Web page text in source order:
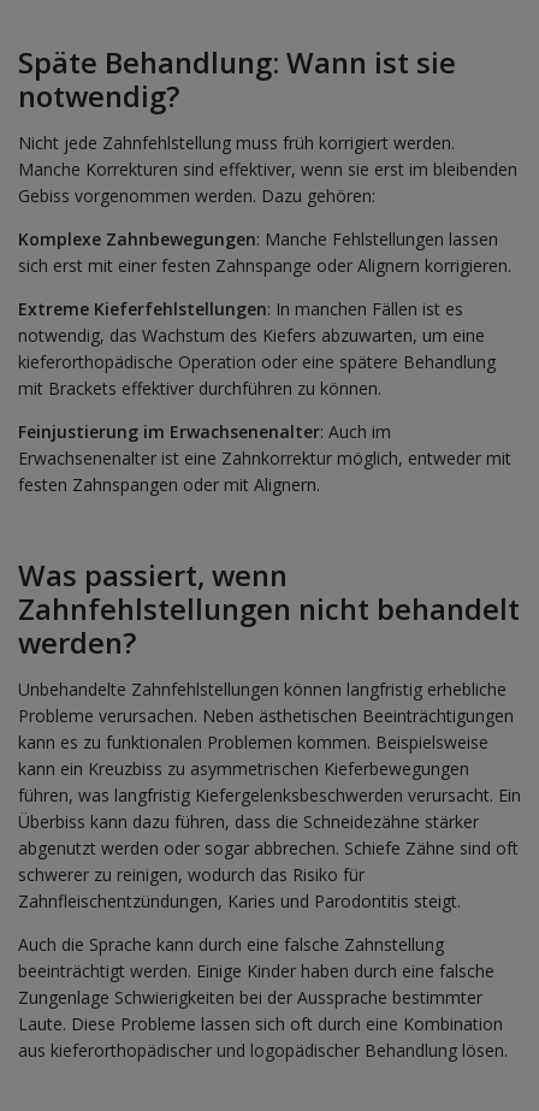
Späte Behandlung: Wann ist sie
notwendig?
Nicht jede Zahnfehlstellung muss früh korrigiert werden.
Manche Korrekturen sind effektiver, wenn sie erst im bleibenden
Gebiss vorgenommen werden. Dazu gehören:
Komplexe Zahnbewegungen: Manche Fehlstellungen lassen
sich erst mit einer festen Zahnspange oder Alignern korrigieren.
Extreme Kieferfehlstellungen: In manchen Fällen ist es
notwendig, das Wachstum des Kiefers abzuwarten, um eine
kieferorthopädische Operation oder eine spätere Behandlung
mit Brackets effektiver durchführen zu können.
Feinjustierung im Erwachsenenalter: Auch im
Erwachsenenalter ist eine Zahnkorrektur möglich, entweder mit
festen Zahnspangen oder mit Alignern.
Was passiert, wenn
Zahnfehlstellungen nicht behandelt
werden?
Unbehandelte Zahnfehlstellungen können langfristig erhebliche
Probleme verursachen. Neben ästhetischen Beeinträchtigungen
kann es zu funktionalen Problemen kommen. Beispielsweise
kann ein Kreuzbiss zu asymmetrischen Kieferbewegungen
führen, was langfristig Kiefergelenksbeschwerden verursacht. Ein
Überbiss kann dazu führen, dass die Schneidezähne stärker
abgenutzt werden oder sogar abbrechen. Schiefe Zähne sind oft
schwerer zu reinigen, wodurch das Risiko für
Zahnfleischentzündungen, Karies und Parodontitis steigt.
Auch die Sprache kann durch eine falsche Zahnstellung
beeinträchtigt werden. Einige Kinder haben durch eine falsche
Zungenlage Schwierigkeiten bei der Aussprache bestimmter
Laute. Diese Probleme lassen sich oft durch eine Kombination
aus kieferorthopädischer und logopädischer Behandlung lösen.